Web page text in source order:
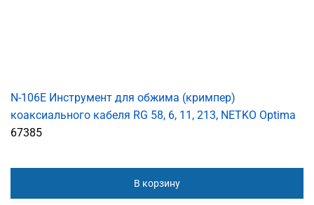
N-106E Инструмент для обжима (кримпер)
коаксиального кабеля RG 58, 6, 11, 213, NETKO Optima
67385
В корзину